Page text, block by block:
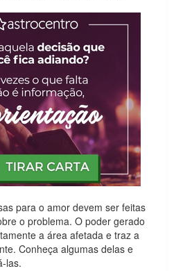
para o amor devem ser feitas
o problema. O poder gerado
a área afetada e traz a
Conheça algumas delas e
las.